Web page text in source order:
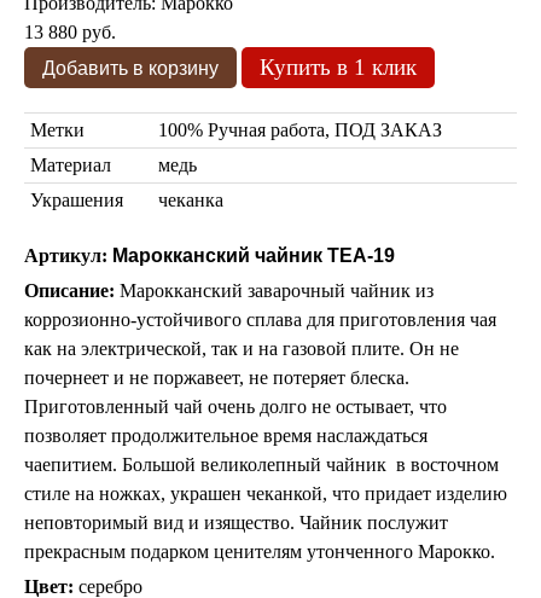
Настольные лампы
Марокканские Мозаичные
Марокканские лампы
Мозаичные лампы
Лампы со стеклом
Торшеры
Марокканские Мозаичные
13 880 руб.
Купить в 1 клик
Метки
100% Ручная работа, ПОД ЗАКАЗ
Материал
медь
Украшения
чеканка
Артикул: Марокканский чайник TEA-19
Описание: Марокканский заварочный чайник из
коррозионно-устойчивого сплава для приготовления чая
как на электрической, так и на газовой плите. Он не
почернеет и не поржавеет, не потеряет блеска.
Приготовленный чай очень долго не остывает, что
позволяет продолжительное время наслаждаться
чаепитием. Большой великолепный чайник в восточном
стиле на ножках, украшен чеканкой, что придает изделию
неповторимый вид и изящество. Чайник послужит
прекрасным подарком ценителям утонченного Марокко.
Цвет: серебро